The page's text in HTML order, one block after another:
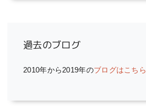
過去のブログ
2010年から2019年のブログはこちら